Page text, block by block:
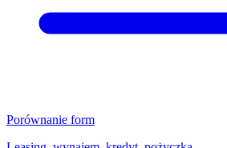
Porównanie form